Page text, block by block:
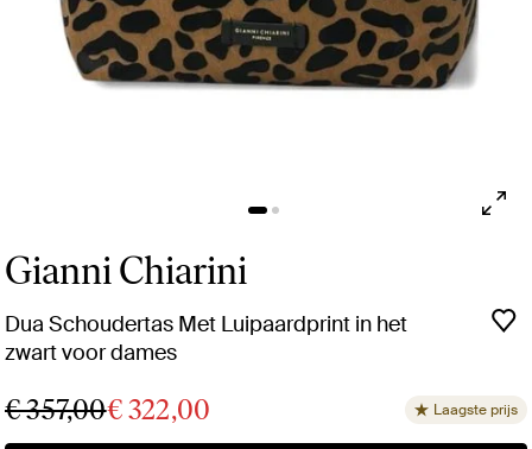
Gianni Chiarini
Dua Schoudertas Met Luipaardprint in het
zwart voor dames
€ 357,00€ 322,00 Laagste prijs